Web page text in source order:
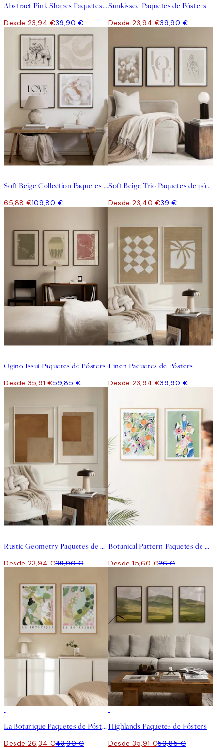
Abstract Pink Shapes Paquetes de Pósters
Desde 23,94 €39,90 €
Sunkissed Paquetes de Pósters
Desde 23,94 €39,90 €
Soft Beige Collection Paquetes de pósters
65,88 €109,80 €
Soft Beige Trio Paquetes de pósters
Desde 23,40 €39 €
Ogino Issui Paquetes de Pósters
Desde 35,91 €59,85 €
Linen Paquetes de Pósters
Desde 23,94 €39,90 €
Rustic Geometry Paquetes de Pósters
Desde 23,94 €39,90 €
Botanical Pattern Paquetes de Pósters
Desde 15,60 €26 €
La Botanique Paquetes de Pósters
Desde 26,34 €43,90 €
Highlands Paquetes de Pósters
Desde 35,91 €59,85 €